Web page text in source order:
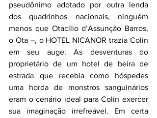
pseudônimo adotado por outra lenda
dos quadrinhos nacionais, ninguém
menos que Otacílio d’Assunção Barros,
o Ota –, o HOTEL NICANOR trazia Colin
em seu auge. As desventuras do
proprietário de um hotel de beira de
estrada que recebia como hóspedes
uma horda de monstros sanguinários
eram o cenário ideal para Colin exercer
sua imaginação irrefreável. Em certa